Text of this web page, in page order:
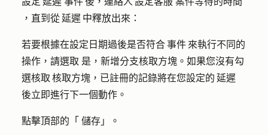
，直到從 延遲 中釋放出來：
若要根據在設定日期過後是否符合 事件 來執行不同的
操作，請選取 是，新增分支核取方塊。如果您沒有勾
選核取 核取方塊，已註冊的記錄將在您設定的 延遲
後立即進行下一個動作。
點擊頂部的「 儲存 」。